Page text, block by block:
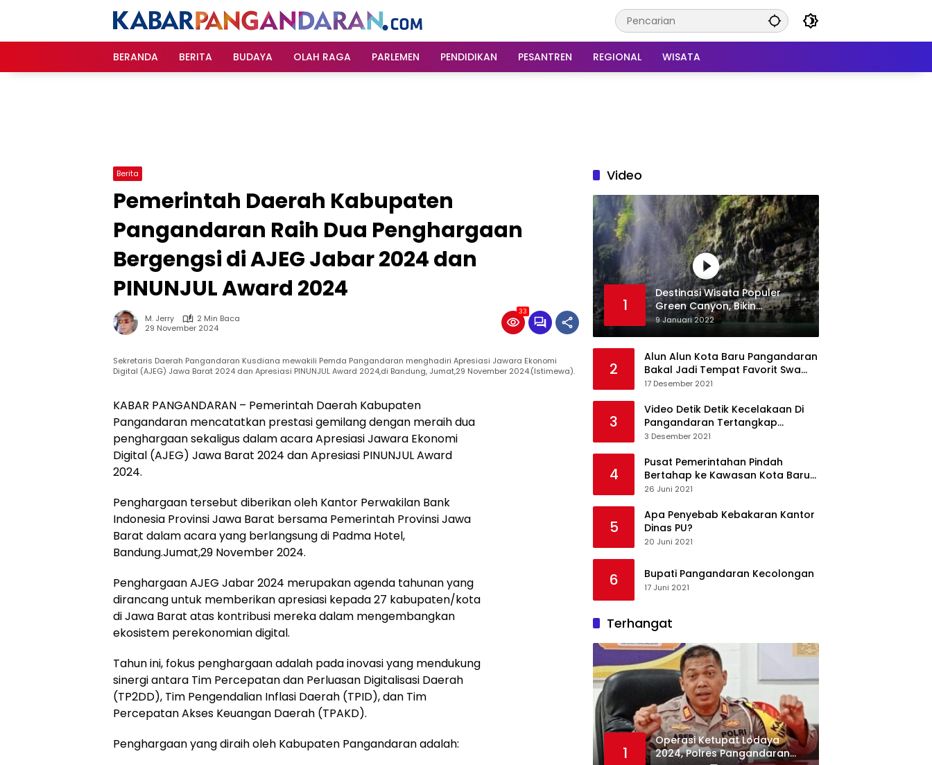
BERANDA
BERITA BUDAYA OLAH RAGA PARLEMEN PENDIDIKAN PESANTREN REGIONAL WISATA
Berita
Pemerintah Daerah Kabupaten
Pangandaran Raih Dua Penghargaan
Bergengsi di AJEG Jabar 2024 dan
PINUNJUL Award 2024
M. Jerry
2 Min Baca
29 November 2024
33
Sekretaris Daerah Pangandaran Kusdiana mewakili Pemda Pangandaran menghadiri Apresiasi Jawara Ekonomi
Digital (AJEG) Jawa Barat 2024 dan Apresiasi PINUNJUL Award 2024,di Bandung, Jumat,29 November 2024.(Istimewa).
KABAR PANGANDARAN – Pemerintah Daerah Kabupaten
Pangandaran mencatatkan prestasi gemilang dengan meraih dua
penghargaan sekaligus dalam acara Apresiasi Jawara Ekonomi
Digital (AJEG) Jawa Barat 2024 dan Apresiasi PINUNJUL Award
2024.
Penghargaan tersebut diberikan oleh Kantor Perwakilan Bank
Indonesia Provinsi Jawa Barat bersama Pemerintah Provinsi Jawa
Barat dalam acara yang berlangsung di Padma Hotel,
Bandung.Jumat,29 November 2024.
Penghargaan AJEG Jabar 2024 merupakan agenda tahunan yang
dirancang untuk memberikan apresiasi kepada 27 kabupaten/kota
di Jawa Barat atas kontribusi mereka dalam mengembangkan
ekosistem perekonomian digital.
Tahun ini, fokus penghargaan adalah pada inovasi yang mendukung
sinergi antara Tim Percepatan dan Perluasan Digitalisasi Daerah
(TP2DD), Tim Pengendalian Inflasi Daerah (TPID), dan Tim
Percepatan Akses Keuangan Daerah (TPAKD).
Penghargaan yang diraih oleh Kabupaten Pangandaran adalah:
Video
1
Destinasi Wisata Populer
Green Canyon, Bikin
Ketagihan Wisatawan
9 Januari 2022
2
Alun Alun Kota Baru Pangandaran
Bakal Jadi Tempat Favorit Swa
Foto Selfie
17 Desember 2021
3
Video Detik Detik Kecelakaan Di
Pangandaran Tertangkap
Kamera Handphone
3 Desember 2021
4
Pusat Pemerintahan Pindah
Bertahap ke Kawasan Kota Baru
Pangandaran
26 Juni 2021
5
Apa Penyebab Kebakaran Kantor
Dinas PU?
20 Juni 2021
6 Bupati Pangandaran Kecolongan
17 Juni 2021
Terhangat
1
Operasi Ketupat Lodaya
2024, Polres Pangandaran